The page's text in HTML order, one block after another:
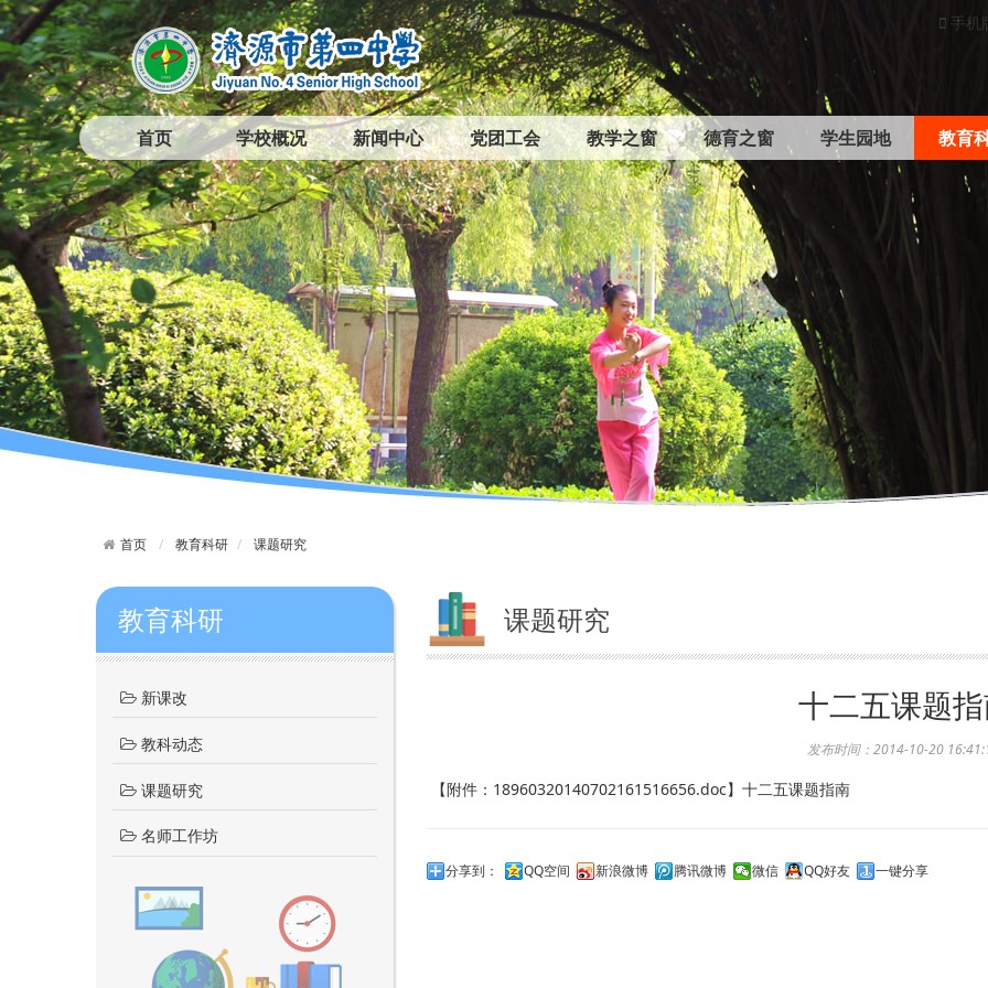
手机
首页 学校概况 新闻中心 党团工会 教学之窗 德育之窗 学生园地 教育
首页 教育科研 课题研究
教育科研
新课改
教科动态
课题研究
名师工作坊
课题研究
十二五课题
发布时间：2014-10-20
【附件： 18960320140702161516656.doc】十二五课题指南
分享到： QQ空间 新浪微博 腾讯微博 微信 QQ好友 一键分享